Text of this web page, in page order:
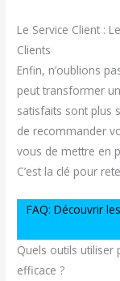
Le Service Client :
Clients
Enfin, n’oublions
peut transformer
satisfaits sont plus
de recommander
vous de mettre en
C’est la clé pour
FAQ: Découvrir
Quels outils utiliser
efficace ?